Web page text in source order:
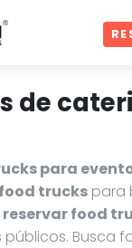
de
para
trucks para
reservar food
Busca